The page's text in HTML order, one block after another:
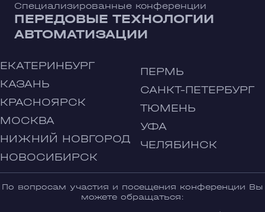
Специализированные конференции
ПЕРЕДОВЫЕ ТЕХНОЛОГИИ
АВТОМАТИЗАЦИИ
ЕКАТЕРИНБУРГ
КАЗАНЬ
КРАСНОЯРСК
МОСКВА
НИЖНИЙ НОВГОРОД
НОВОСИБИРСК
ПЕРМЬ
САНКТ-ПЕТЕРБУРГ
ТЮМЕНЬ
УФА
ЧЕЛЯБИНСК
По вопросам участия и посещения конференции Вы
можете обращаться: